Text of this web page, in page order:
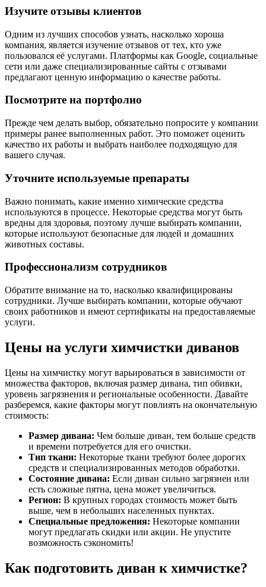
Изучите отзывы клиентов
Одним из лучших способов узнать, насколько хороша
компания, является изучение отзывов от тех, кто уже
пользовался её услугами. Платформы как Google, социальные
сети или даже специализированные сайты с отзывами
предлагают ценную информацию о качестве работы.
Посмотрите на портфолио
Прежде чем делать выбор, обязательно попросите у компании
примеры ранее выполненных работ. Это поможет оценить
качество их работы и выбрать наиболее подходящую для
вашего случая.
Уточните используемые препараты
Важно понимать, какие именно химические средства
используются в процессе. Некоторые средства могут быть
вредны для здоровья, поэтому лучше выбирать компании,
которые используют безопасные для людей и домашних
животных составы.
Профессионализм сотрудников
Обратите внимание на то, насколько квалифицированы
сотрудники. Лучше выбирать компании, которые обучают
своих работников и имеют сертификаты на предоставляемые
услуги.
Цены на услуги химчистки диванов
Цены на химчистку могут варьироваться в зависимости от
множества факторов, включая размер дивана, тип обивки,
уровень загрязнения и региональные особенности. Давайте
разберемся, какие факторы могут повлиять на окончательную
стоимость:
Размер дивана: Чем больше диван, тем больше средств
и времени потребуется для его очистки.
Тип ткани: Некоторые ткани требуют более дорогих
средств и специализированных методов обработки.
Состояние дивана: Если диван сильно загрязнен или
есть сложные пятна, цена может увеличиться.
Регион: В крупных городах стоимость может быть
выше, чем в небольших населенных пунктах.
Специальные предложения: Некоторые компании
могут предлагать скидки или акции. Не упустите
возможность сэкономить!
Как подготовить диван к химчистке?